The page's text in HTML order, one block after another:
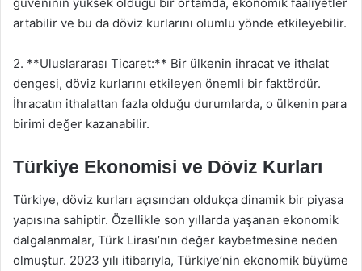
artabilir ve bu da döviz kurlarını olumlu yönde etkileyebilir.
2. **Uluslararası Ticaret:** Bir ülkenin ihracat ve ithalat
dengesi, döviz kurlarını etkileyen önemli bir faktördür.
İhracatın ithalattan fazla olduğu durumlarda, o ülkenin para
birimi değer kazanabilir.
Türkiye Ekonomisi ve Döviz Kurları
Türkiye, döviz kurları açısından oldukça dinamik bir piyasa
yapısına sahiptir. Özellikle son yıllarda yaşanan ekonomik
dalgalanmalar, Türk Lirası’nın değer kaybetmesine neden
olmuştur. 2023 yılı itibarıyla, Türkiye’nin ekonomik büyüme